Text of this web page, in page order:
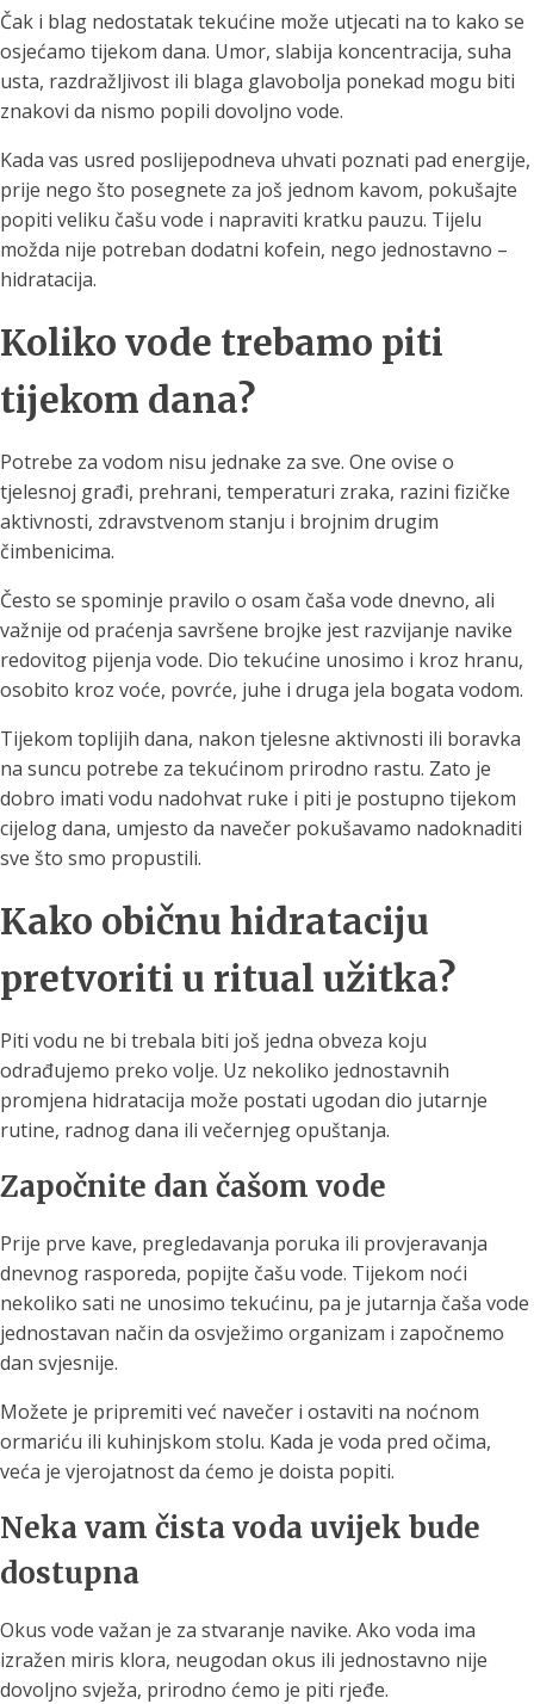
Čak i blag nedostatak tekućine može utjecati na to kako se
osjećamo tijekom dana. Umor, slabija koncentracija, suha
usta, razdražljivost ili blaga glavobolja ponekad mogu biti
znakovi da nismo popili dovoljno vode.
Kada vas usred poslijepodneva uhvati poznati pad energije,
prije nego što posegnete za još jednom kavom, pokušajte
popiti veliku čašu vode i napraviti kratku pauzu. Tijelu
možda nije potreban dodatni kofein, nego jednostavno –
hidratacija.
Koliko vode trebamo piti
tijekom dana?
Potrebe za vodom nisu jednake za sve. One ovise o
tjelesnoj građi, prehrani, temperaturi zraka, razini fizičke
aktivnosti, zdravstvenom stanju i brojnim drugim
čimbenicima.
Često se spominje pravilo o osam čaša vode dnevno, ali
važnije od praćenja savršene brojke jest razvijanje navike
redovitog pijenja vode. Dio tekućine unosimo i kroz hranu,
osobito kroz voće, povrće, juhe i druga jela bogata vodom.
Tijekom toplijih dana, nakon tjelesne aktivnosti ili boravka
na suncu potrebe za tekućinom prirodno rastu. Zato je
dobro imati vodu nadohvat ruke i piti je postupno tijekom
cijelog dana, umjesto da navečer pokušavamo nadoknaditi
sve što smo propustili.
Kako običnu hidrataciju
pretvoriti u ritual užitka?
Piti vodu ne bi trebala biti još jedna obveza koju
odrađujemo preko volje. Uz nekoliko jednostavnih
promjena hidratacija može postati ugodan dio jutarnje
rutine, radnog dana ili večernjeg opuštanja.
Započnite dan čašom vode
Prije prve kave, pregledavanja poruka ili provjeravanja
dnevnog rasporeda, popijte čašu vode. Tijekom noći
nekoliko sati ne unosimo tekućinu, pa je jutarnja čaša vode
jednostavan način da osvježimo organizam i započnemo
dan svjesnije.
Možete je pripremiti već navečer i ostaviti na noćnom
ormariću ili kuhinjskom stolu. Kada je voda pred očima,
veća je vjerojatnost da ćemo je doista popiti.
Neka vam čista voda uvijek bude
dostupna
Okus vode važan je za stvaranje navike. Ako voda ima
izražen miris klora, neugodan okus ili jednostavno nije
dovoljno svježa, prirodno ćemo je piti rjeđe.